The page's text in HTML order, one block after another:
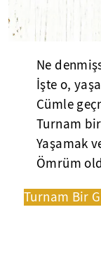
Ne
İşte o,
Cümle
Turnam
Yaşamak
Ömrüm
Turnam Bir